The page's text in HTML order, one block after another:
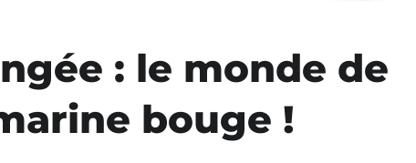
: le monde de
bouge !